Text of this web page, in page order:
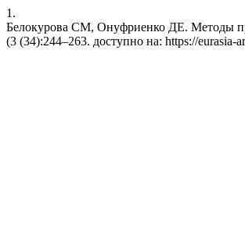
1.
Белокурова СМ, Онуфриенко ДЕ. Методы
(3 (34):244–263. доступно на: https://eurasia-